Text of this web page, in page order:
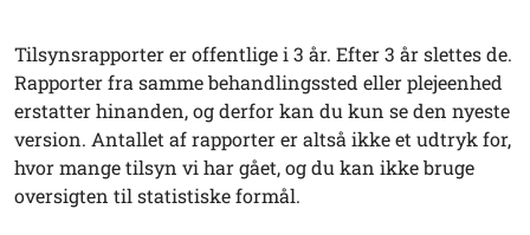
Tilsynsrapporter er offentlige i 3 år. Efter 3 år slettes de.
Rapporter fra samme behandlingssted eller plejeenhed
erstatter hinanden, og derfor kan du kun se den nyeste
version. Antallet af rapporter er altså ikke et udtryk for,
hvor mange tilsyn vi har gået, og du kan ikke bruge
oversigten til statistiske formål.